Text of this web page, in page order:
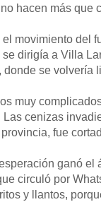
no hacen más que
el movimiento del
se dirigía a Villa
donde se volvería
muy
Las cenizas
fue
ganó el
circuló por
y llantos,